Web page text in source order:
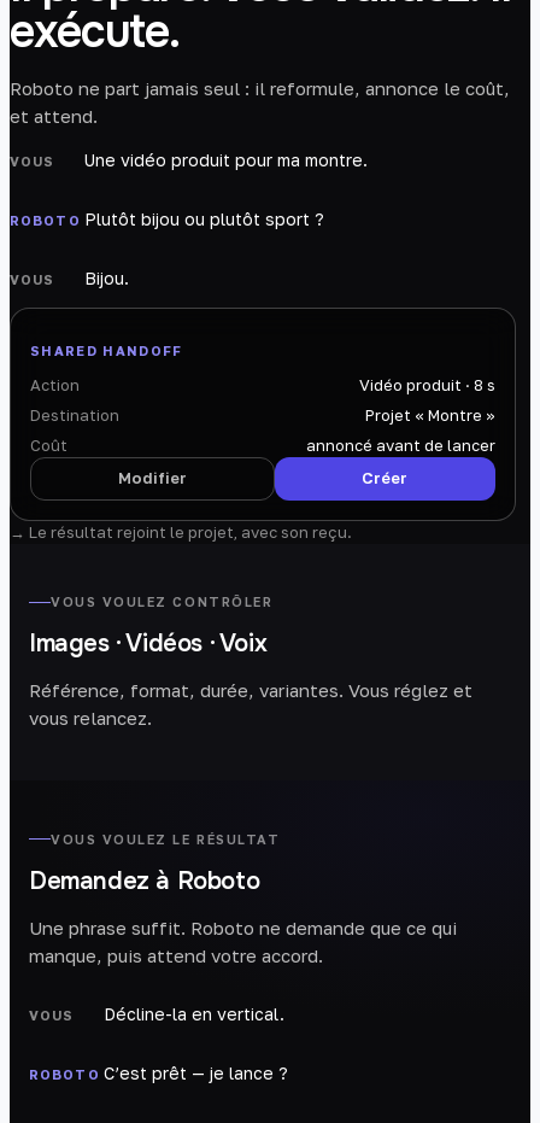
exécute.
Roboto ne part jamais seul : il reformule, annonce le coût,
et attend.
VOUS Une vidéo produit pour ma montre.
ROBOTO Plutôt bijou ou plutôt sport ?
VOUS Bijou.
SHARED HANDOFF
Action
Vidéo produit · 8 s
Destination
Projet « Montre »
Coût
annoncé avant de lancer
Modifier
Créer
→ Le résultat rejoint le projet, avec son reçu.
VOUS VOULEZ CONTRÔLER
Images · Vidéos · Voix
Référence, format, durée, variantes. Vous réglez et
vous relancez.
VARIANTES
VOUS VOULEZ LE RÉSULTAT
Demandez à Roboto
Une phrase suffit. Roboto ne demande que ce qui
manque, puis attend votre accord.
VOUS Décline-la en vertical.
ROBOTO C’est prêt — je lance ?